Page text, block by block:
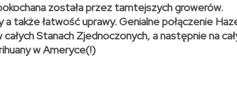
została przez tamtejszych growerów.
także łatwość uprawy. Genialne połączenie
Stanach Zjednoczonych, a następnie na
w Ameryce(!)